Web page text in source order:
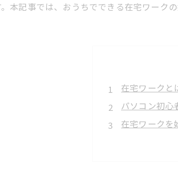
本記事では、おうちでできる在宅ワーク
在宅ワークと
パソコン初心
在宅ワークを
在宅ワーク